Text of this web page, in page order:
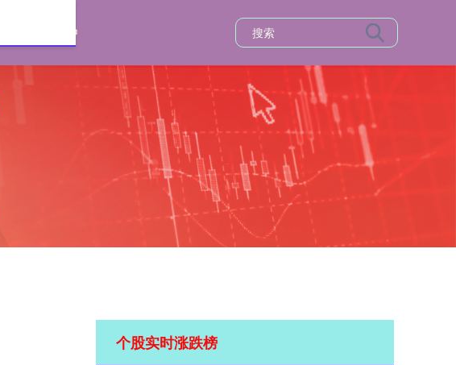
实盘配资开户
个股实时涨跌榜